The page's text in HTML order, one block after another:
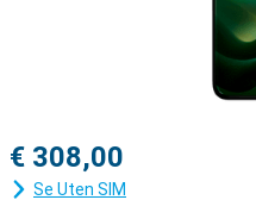
€ 308,00
Se Uten SIM